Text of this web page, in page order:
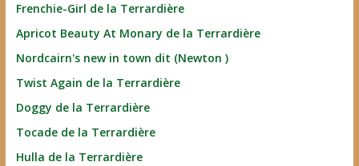
Frenchie-Girl de la Terrardière
Apricot Beauty At Monary de la Terrardière
Nordcairn's new in town dit (Newton )
Twist Again de la Terrardière
Doggy de la Terrardière
Tocade de la Terrardière
Hulla de la Terrardière